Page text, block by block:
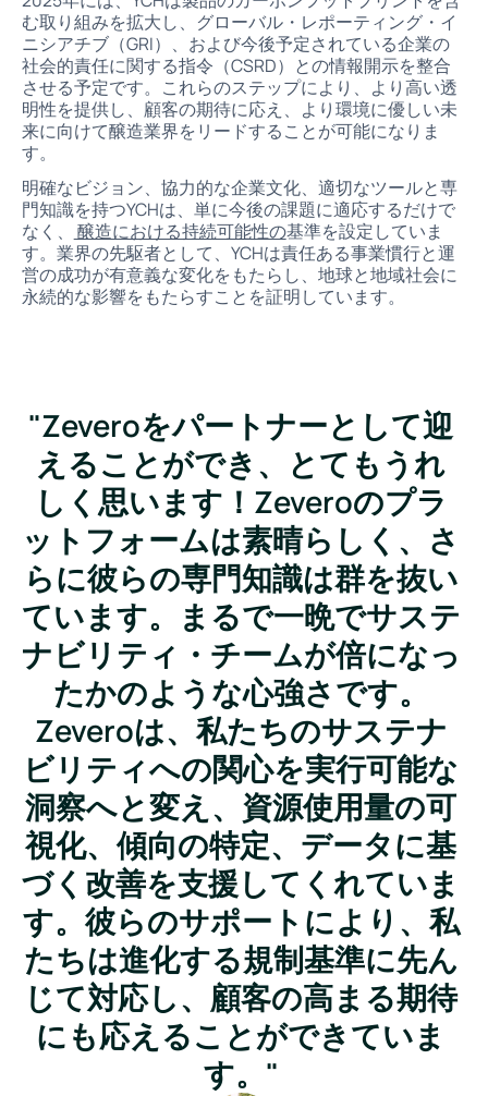
む取り組みを拡大し、グローバル・レポーティング・イ
ニシアチブ（GRI）、および今後予定されている企業の
社会的責任に関する指令（CSRD）との情報開示を整合
させる予定です。これらのステップにより、より高い透
明性を提供し、顧客の期待に応え、より環境に優しい未
来に向けて醸造業界をリードすることが可能になりま
す。
明確なビジョン、協力的な企業文化、適切なツールと専
門知識を持つYCHは、単に今後の課題に適応するだけで
なく、
醸造における持続可能性の基準を設定していま
す。業界の先駆者として、YCHは責任ある事業慣行と運
営の成功が有意義な変化をもたらし、地球と地域社会に
永続的な影響をもたらすことを証明しています。
"Zeveroをパートナーとして迎
えることができ、とてもうれ
しく思います！Zeveroのプラ
ットフォームは素晴らしく、さ
らに彼らの専門知識は群を抜い
ています。まるで一晩でサステ
ナビリティ・チームが倍になっ
たかのような心強さです。
Zeveroは、私たちのサステナ
ビリティへの関心を実行可能な
洞察へと変え、資源使用量の可
視化、傾向の特定、データに基
づく改善を支援してくれていま
す。彼らのサポートにより、私
たちは進化する規制基準に先ん
じて対応し、顧客の高まる期待
にも応えることができていま
す。"